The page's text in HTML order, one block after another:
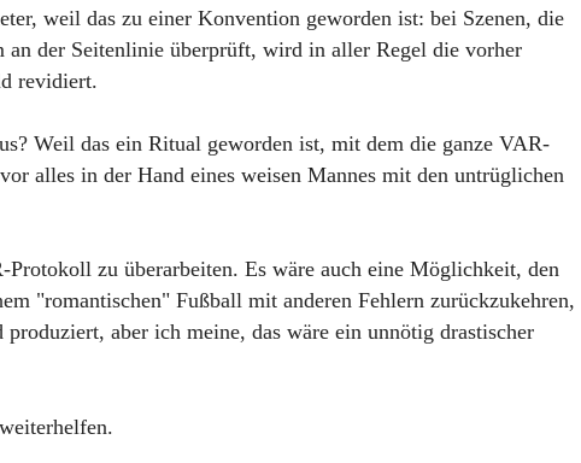
weil das zu einer Konvention geworden ist: bei Szenen, die
an der Seitenlinie überprüft, wird in aller Regel die vorher
revidiert.
Weil das ein Ritual geworden ist, mit dem die ganze VAR-
alles in der Hand eines weisen Mannes mit den untrüglichen
zu überarbeiten. Es wäre auch eine Möglichkeit, den
"romantischen" Fußball mit anderen Fehlern zurückzukehren,
aber ich meine, das wäre ein unnötig drastischer